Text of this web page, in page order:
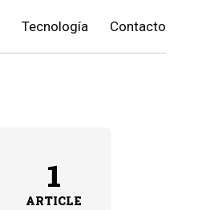
Tecnología Contacto
1
ARTICLE